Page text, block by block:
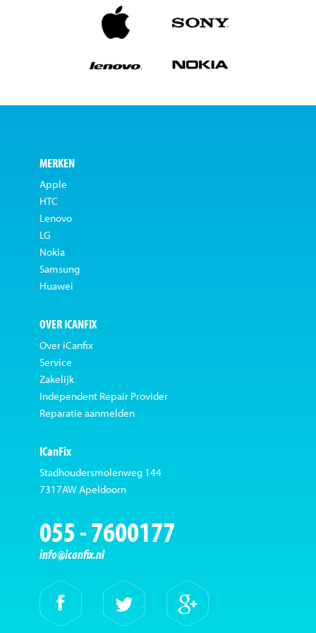
MERKEN
Apple
HTC
Lenovo
LG
Nokia
Samsung
Huawei
OVER ICANFIX
Over iCanfix
Service
Zakelijk
Independent Repair Provider
Reparatie aanmelden
ICanFix
Stadhoudersmolenweg 144
7317AW Apeldoorn
055 - 7600177
info@icanfix.nl